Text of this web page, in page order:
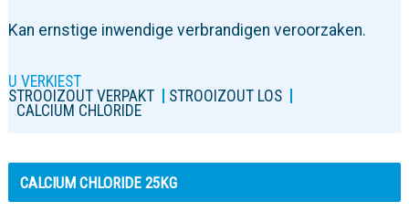
Kan ernstige inwendige verbrandigen veroorzaken.
U VERKIEST
STROOIZOUT VERPAKT
STROOIZOUT LOS
CALCIUM CHLORIDE
CALCIUM CHLORIDE 25KG